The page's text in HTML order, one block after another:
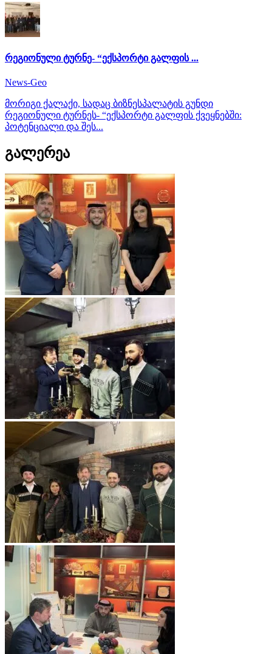
რეგიონული ტურნე- “ექსპორტი გალფის ...
News-Geo
მორიგი ქალაქი, სადაც ბიზნესპალატის გუნდი
რეგიონული ტურნეს- “ექსპორტი გალფის ქვეყნებში:
პოტენციალი და შეს...
გალერეა